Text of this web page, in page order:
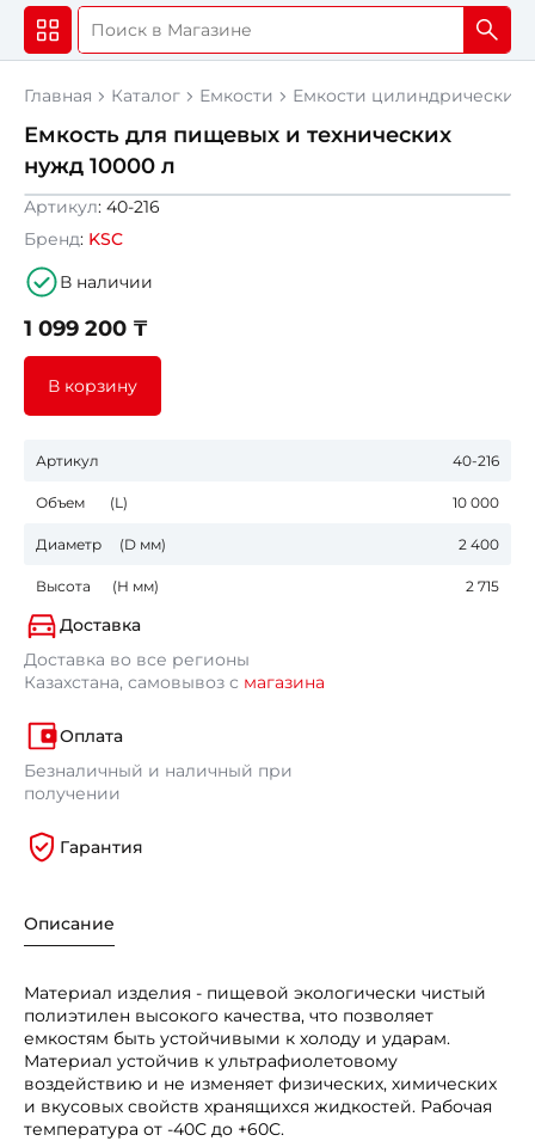
Главная Каталог Емкости Емкости цилиндрические
Емкость для пищевых и технических
нужд 10000 л
Артикул: 40-216
Бренд: KSC
В наличии
1 099 200 ₸
В корзину
Артикул 40-216
Объем (L) 10 000
Диаметр (D мм) 2 400
Высота (Н мм) 2 715
Доставка
Доставка во все регионы
Казахстана, самовывоз с магазина
Оплата
Безналичный и наличный при
получении
Гарантия
Описание
Материал изделия - пищевой экологически чистый
полиэтилен высокого качества, что позволяет
емкостям быть устойчивыми к холоду и ударам.
Материал устойчив к ультрафиолетовому
воздействию и не изменяет физических, химических
и вкусовых свойств хранящихся жидкостей. Рабочая
температура от -40С до +60С.